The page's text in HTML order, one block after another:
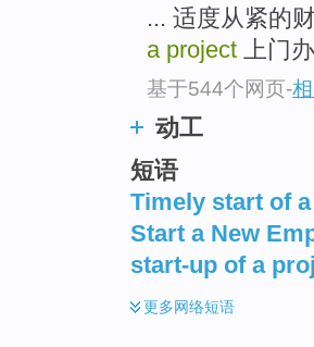
... 适度从紧的
a project 上门
基于544个网页-
动工
短语
Timely start of
Start a New
start-up of a
更多网络短语